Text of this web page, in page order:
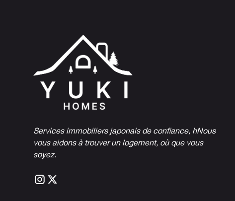
Services immobiliers japonais de confiance, hNous
vous aidons à trouver un logement, où que vous
soyez.